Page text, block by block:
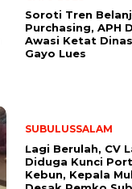
Soroti Tren
Purchasing, APH
Awasi Ketat
Gayo Lues
SUBULUSSALAM
Lagi Berulah, CV
Diduga Kunci
Kebun, Kepala